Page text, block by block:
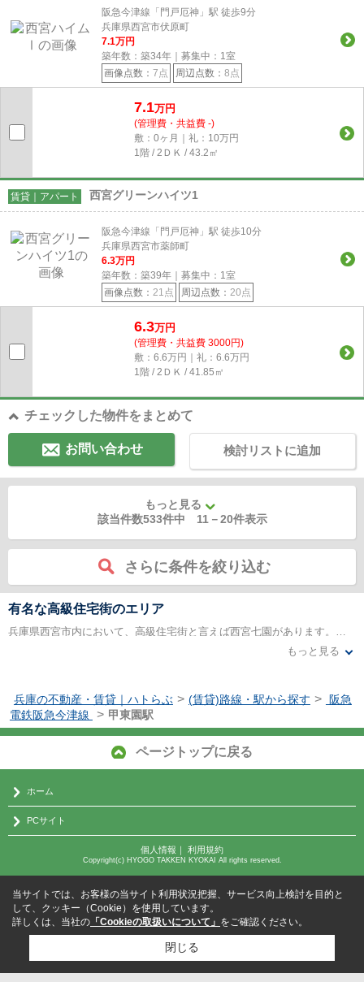
阪急今津線「門戸厄神」駅 徒歩9分
兵庫県西宮市伏原町
7.1万円
築年数：築34年｜募集中： 1室
画像点数： 7点 周辺点数： 8点
7.1万円
(管理費・共益費 -)
敷：0ヶ月｜礼：10万円
1階 / 2ＤＫ / 43.2㎡
賃貸｜アパート 西宮グリーンハイツ1
阪急今津線「門戸厄神」駅 徒歩10分
兵庫県西宮市薬師町
6.3万円
築年数：築39年｜募集中： 1室
画像点数： 21点 周辺点数： 20点
6.3万円
(管理費・共益費 3000円)
敷：6.6万円｜礼：6.6万円
1階 / 2ＤＫ / 41.85㎡
チェックした物件をまとめて
お問い合わせ 検討リストに追加
もっと見る
該当件数533件中 11 －20件表示
さらに条件を絞り込む
有名な高級住宅街のエリア
兵庫県西宮市内において、高級住宅街と言えば西宮七園があります。その一角を担っているのが、甲東園です。甲東園は、私鉄電車が走っており、その沿線沿いは財界人や文化人が多く住んでいることで知られています。ゆえに、戸建て物件が多い閑静な住宅街ですが、賃貸マンションも増えています。なぜなら、周辺地域には関西の有名大学があり、全国からたくさんの学生が集まって来るからです。したがって、学生向けの単身マンションが多いです。
家賃相場は、学生向けの物件ならばあまり高くありません。しかし、ファミリー向けの高層マンションや敷地が広い物件ならば、家賃は高い傾向にあります。なぜなら、人気の高級住宅街なので、住みたいという人が多いからです。また、大阪の都心部や神戸の繁華街へもアクセスしやすく、治安も良好なので、築年数が経っている物件でなければ、安い家賃はあまりありません。ゆえに、高級志向の人や、景観が綺麗な人気のエリアに住みたい人に適しています。
もっと見る
兵庫の不動産・賃貸｜ハトらぶ > (賃貸)路線・駅から探す >
阪急
電鉄阪急今津線
> 甲東園駅
ページトップに戻る
ホーム
PCサイト
個人情報 ｜ 利用規約
Copyright(c) HYOGO TAKKEN KYOKAI All rights reserved.
当サイトでは、お客様の当サイト利用状況把握、サービス向上検討を目的と
して、クッキー（Cookie）を使用しています。
詳しくは、当社の 「Cookieの取扱いについて」 をご確認ください。
閉じる